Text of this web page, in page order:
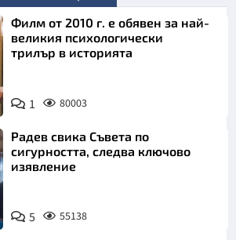
Филм от 2010 г. е обявен за най-
великия психологически
трилър в историята
1 80003
Радев свика Съвета по
сигурността, следва ключово
изявление
5 55138